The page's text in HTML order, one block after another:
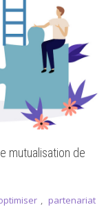
mutualisation de
, partenariat